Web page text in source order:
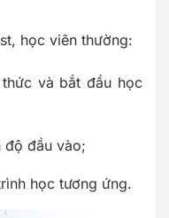
học viên thường:
và bắt đầu học
độ đầu vào;
học tương ứng.